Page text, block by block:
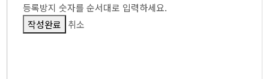
등록방지 숫자를 순서대로 입력하세요.
작성완료
취소